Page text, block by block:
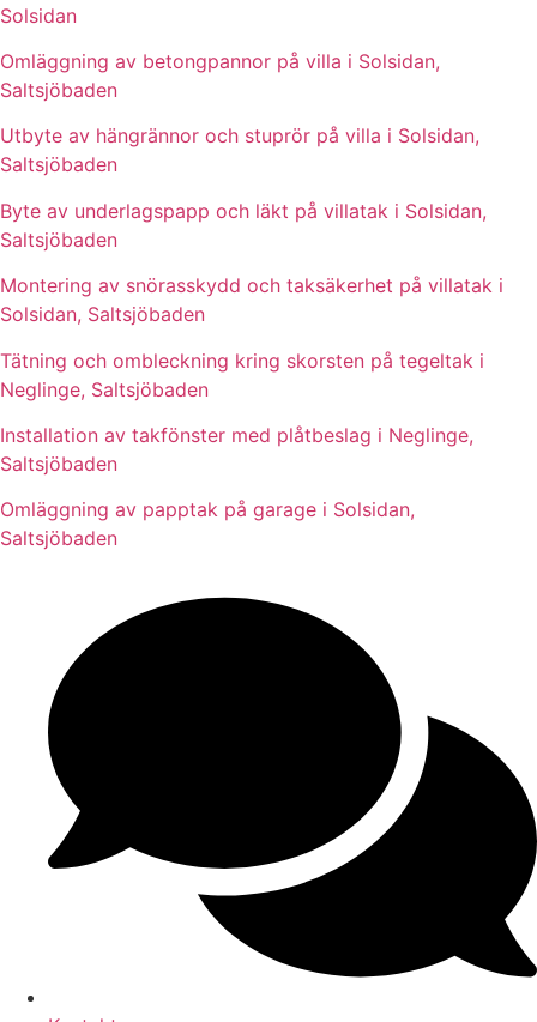
Solsidan
Omläggning av betongpannor på villa i Solsidan,
Saltsjöbaden
Utbyte av hängrännor och stuprör på villa i Solsidan,
Saltsjöbaden
Byte av underlagspapp och läkt på villatak i Solsidan,
Saltsjöbaden
Montering av snörasskydd och taksäkerhet på villatak i
Solsidan, Saltsjöbaden
Tätning och ombleckning kring skorsten på tegeltak i
Neglinge, Saltsjöbaden
Installation av takfönster med plåtbeslag i Neglinge,
Saltsjöbaden
Omläggning av papptak på garage i Solsidan,
Saltsjöbaden